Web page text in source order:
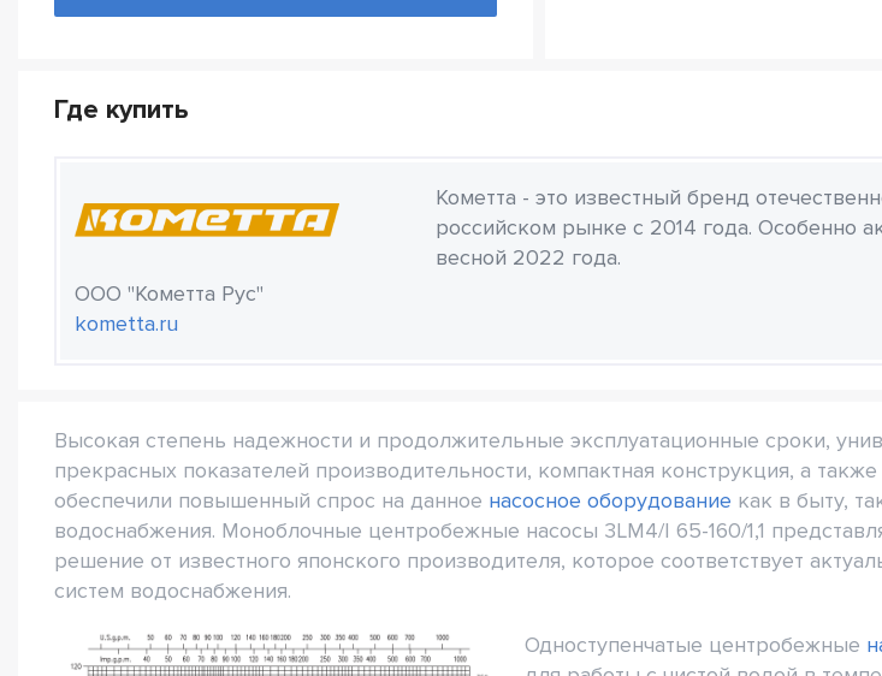
Где купить
ООО "Кометта Рус"
kometta.ru
Кометта - это известный бренд
российском рынке с 2014 года. Особенно
весной 2022 года.
Высокая степень надежности и продолжительные эксплуатационные сроки,
прекрасных показателей производительности, компактная конструкция, а также
обеспечили повышенный спрос на данное насосное оборудование как в быту,
водоснабжения. Моноблочные центробежные насосы 3LM4/I 65-160/1,1
решение от известного японского производителя, которое соответствует
систем водоснабжения.
Одноступенчатые центробежные